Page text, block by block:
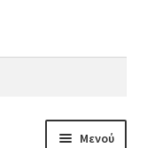
Μενού